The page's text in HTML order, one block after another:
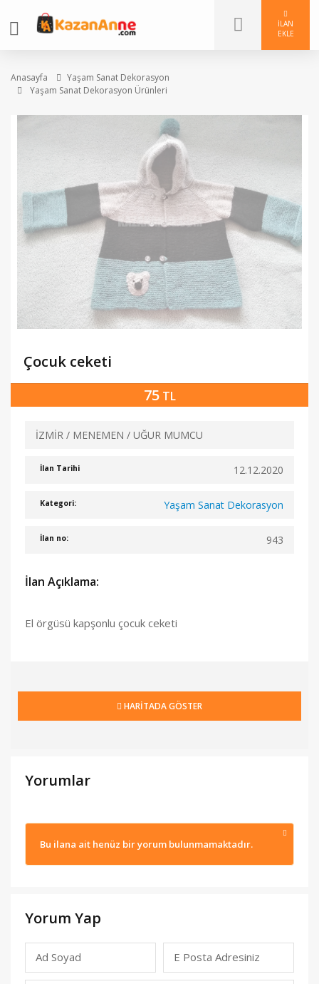
İLAN
EKLE
Anasayfa
Yaşam Sanat Dekorasyon
Yaşam Sanat Dekorasyon Ürünleri
Çocuk ceketi
75TL
İZMİR / MENEMEN / UĞUR MUMCU
İlan Tarihi 12.12.2020
Kategori: Yaşam Sanat Dekorasyon
İlan no: 943
İlan Açıklama:
El örgüsü kapşonlu çocuk ceketi
HARİTADA GÖSTER
Yorumlar
Bu ilana ait henüz bir yorum bulunmamaktadır.
Yorum Yap
Ad Soyad E Posta Adresiniz